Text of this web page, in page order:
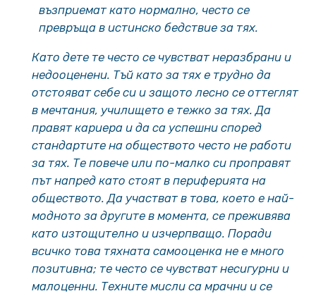
възприемат като нормално, често се
превръща в истинско бедствие за тях.
Като дете те често се чувстват неразбрани и
недооценени. Тъй като за тях е трудно да
отстояват себе си и защото лесно се оттеглят
в мечтания, училището е тежко за тях. Да
правят кариера и да са успешни според
стандартите на обществото често не работи
за тях. Те повече или по-малко си проправят
път напред като стоят в периферията на
обществото. Да участват в това, което е най-
модното за другите в момента, се преживява
като изтощително и изчерпващо. Поради
всичко това тяхната самооценка не е много
позитивна; те често се чувстват несигурни и
малоценни. Техните мисли са мрачни и се